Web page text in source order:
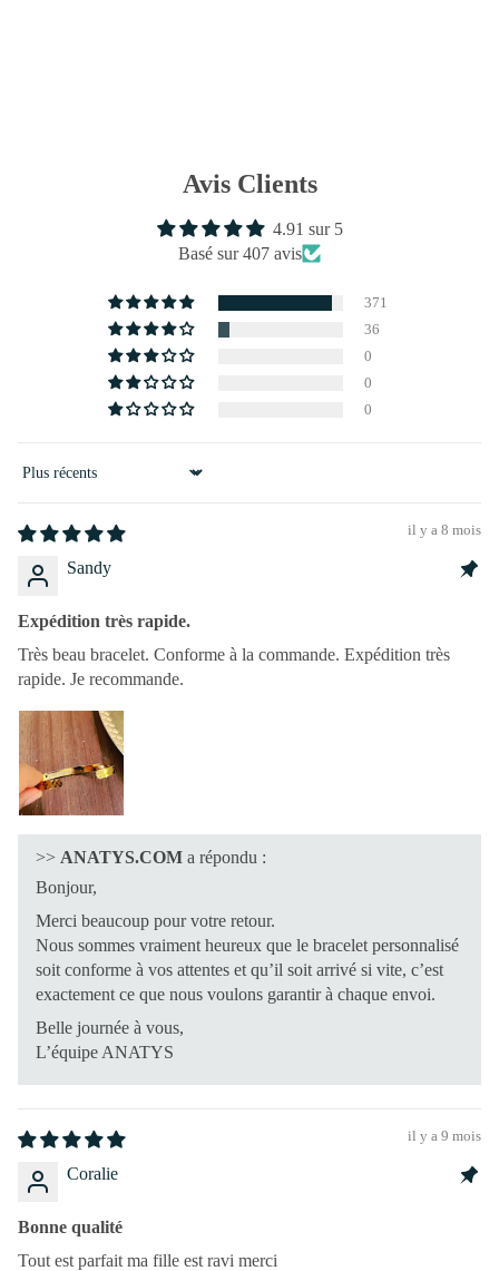
Avis Clients
4.91 sur 5
Basé sur 407 avis
371
36
0
0
0
Sort by
il y a 8 mois
Sandy
Expédition très rapide.
Très beau bracelet. Conforme à la commande. Expédition très
rapide. Je recommande.
>> ANATYS.COM a répondu :
Bonjour,
Merci beaucoup pour votre retour.
Nous sommes vraiment heureux que le bracelet personnalisé
soit conforme à vos attentes et qu’il soit arrivé si vite, c’est
exactement ce que nous voulons garantir à chaque envoi.
Belle journée à vous,
L’équipe ANATYS
il y a 9 mois
Coralie
Bonne qualité
Tout est parfait ma fille est ravi merci